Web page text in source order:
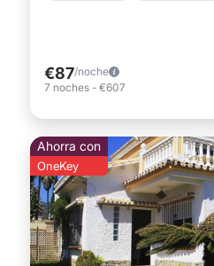
€87/noche
7 noches - €607
Ahorra con
OneKey